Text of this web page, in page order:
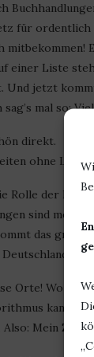
für
einer Liste
Und jetzt
sag’s mal so:
direkt.
ohne Leser
Rolle der
sind mein
das große
Orte! Wo
kann
Also: Mein